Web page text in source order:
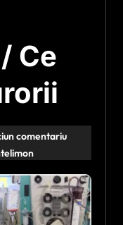
Ce
comentariu